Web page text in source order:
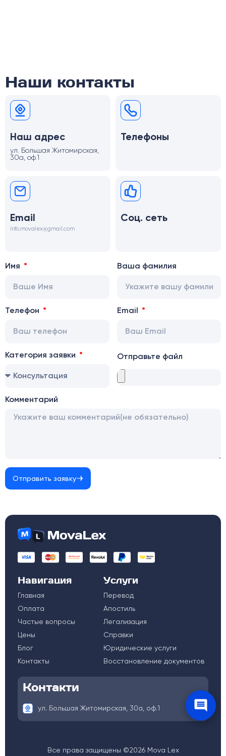
Наши контакты
Наш адрес
ул. Большая Житомирская,
30а, оф.1
Телефоны
Email
info.movalex@gmail.com
Соц. сеть
Имя Ваша фамилия
Телефон Email
Категория заявки Отправьте файл
Комментарий
Отправить заявку
Навигация
Главная
Оплата
Частые вопросы
Цены
Блог
Контакты
Услуги
Перевод
Апостиль
Легализация
Справки
Юридические услуги
Восстановление документов
Контакти
ул. Большая Житомирская, 30а, оф.1
Все права защищены ©2026 Mova Lex